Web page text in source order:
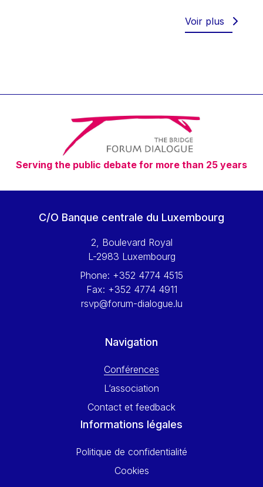
Timothy Radcliffe
Vaclav Klaus
Vassilios Skouris
Vítor Manuel da Silva Caldeira
Viviane Reding
Walter Hagg
Wolfgang Ketterle
Yossi Beillin
Yves FRANCHET
Voir plus
Serving the public debate for more than 25 years
C/O Banque centrale du Luxembourg
2, Boulevard Royal
L-2983 Luxembourg
Phone: +352 4774 4515
Fax: +352 4774 4911
rsvp@forum-dialogue.lu
Navigation
Conférences
L’association
Contact et feedback
Informations légales
Politique de confidentialité
Cookies